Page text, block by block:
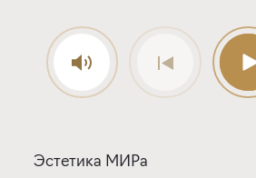
Эстетика МИРа